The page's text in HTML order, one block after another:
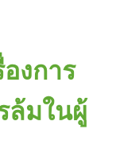
งการ
ล้มในผู้